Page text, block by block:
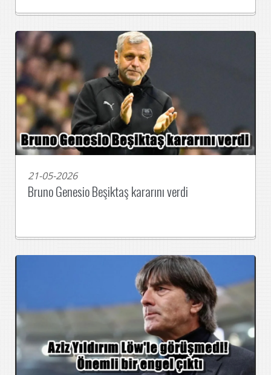
21-05-2026
Bruno Genesio Beşiktaş kararını verdi